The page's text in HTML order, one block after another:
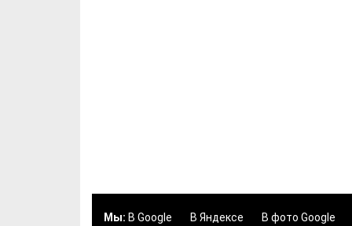
Мы: В Google В Яндексе В фото Google